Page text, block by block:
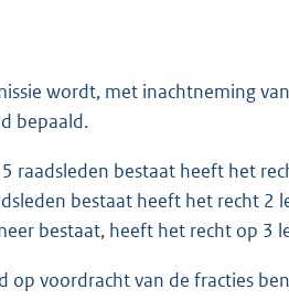
wordt, met inachtneming
bepaald.
raadsleden bestaat heeft het
bestaat heeft het recht 2
bestaat, heeft het recht op 3
op voordracht van de fracties